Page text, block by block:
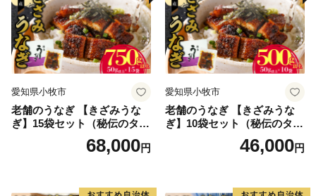
楽しんでください。
愛知県小牧市
老舗のうなぎ 【きざみうな
ぎ】15袋セット（秘伝のタレ
68,000円
愛知県小牧市
老舗のうなぎ 【きざみうな
ぎ】10袋セット（秘伝のタレ
46,000円